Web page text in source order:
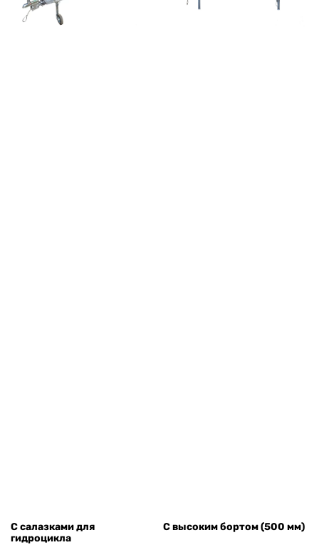
С салазками для
гидроцикла
С высоким бортом (500 мм)